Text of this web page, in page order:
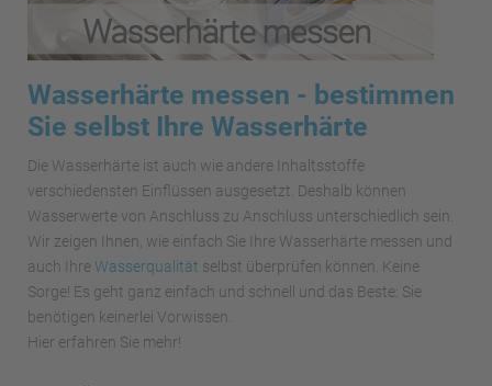
Wasserhärte messen - bestimmen
Sie selbst Ihre Wasserhärte
Die Wasserhärte ist auch wie andere Inhaltsstoffe
verschiedensten Einflüssen ausgesetzt. Deshalb können
Wasserwerte von Anschluss zu Anschluss unterschiedlich sein.
Wir zeigen Ihnen, wie einfach Sie Ihre Wasserhärte messen und
auch IhreWasserqualität selbst überprüfen können. Keine
Sorge! Es geht ganz einfach und schnell und das Beste: Sie
benötigen keinerlei Vorwissen.
Hier erfahren Sie mehr!